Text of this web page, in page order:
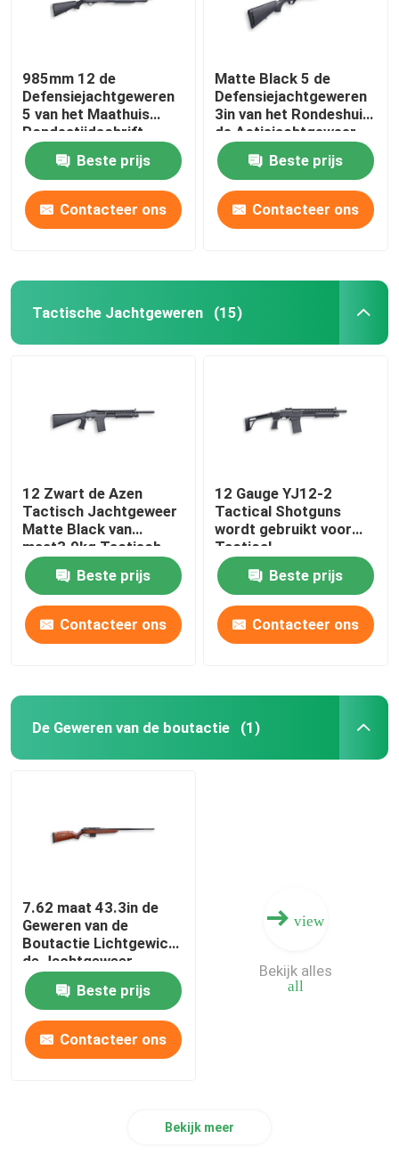
985mm 12 de
Defensiejachtgeweren
5 van het Maathuis
Rondestijdschrift
Beste prijs
Contacteer ons
Matte Black 5 de
Defensiejachtgeweren
3in van het Rondeshuis
de Actiejachtgeweer
van de Kamerpomp
Beste prijs
Contacteer ons
Tactische Jachtgeweren (15)
12 Zwart de Azen
Tactisch Jachtgeweer
Matte Black van
maat3.9kg Tactisch
Jachtgeweren
Beste prijs
Contacteer ons
12 Gauge YJ12-2
Tactical Shotguns
wordt gebruikt voor
Tactical
Beste prijs
Contacteer ons
De Geweren van de boutactie (1)
7.62 maat 43.3in de
Geweren van de
Boutactie Lichtgewicht
de Jachtgeweer
Beste prijs
Contacteer ons
view
all
Bekijk alles
Bekijk meer